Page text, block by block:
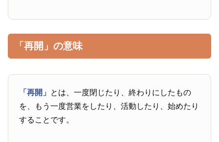
「再開」の意味
「再開」 とは、一度閉じたり、終わりにしたもの
を、もう一度営業をしたり、活動したり、始めたり
することです。